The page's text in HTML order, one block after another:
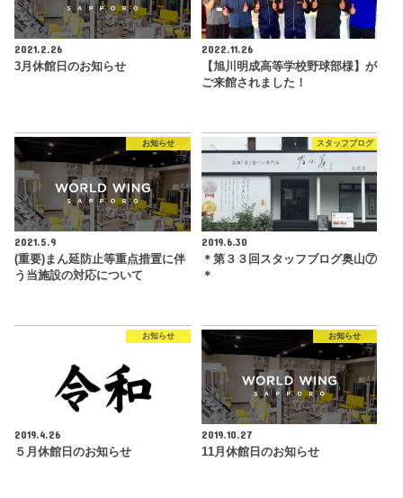
2021.2.26
3月休館日のお知らせ
2022.11.26
【旭川明成高等学校野球部様】が
ご来館されました！
お知らせ
2021.5.9
(重要)まん延防止等重点措置に伴
う当施設の対応について
スタッフブログ
2019.6.30
＊第３３回スタッフブログ奥山⑦
＊
お知らせ
2019.4.26
５月休館日のお知らせ
お知らせ
2019.10.27
11月休館日のお知らせ